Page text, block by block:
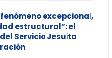
fenómeno excepcional,
estructural”: el
Servicio Jesuita